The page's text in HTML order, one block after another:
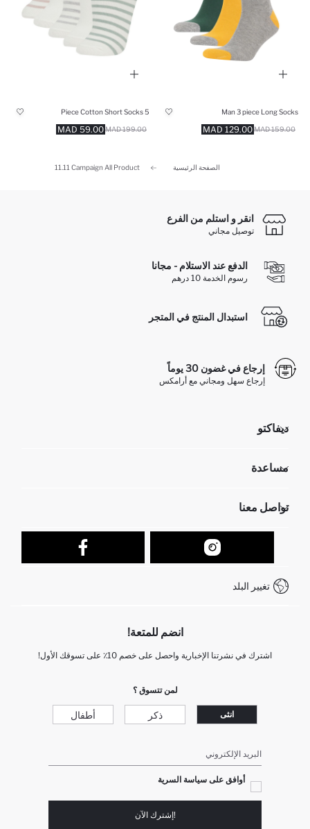
Man 3 piece Long Socks
129.00 MAD 159.00 MAD
5 Piece Cotton Short Socks
59.00 MAD 199.00 MAD
الصفحة الرئيسية 11.11 Campaign All Product
انقر و استلم من الفرع
توصيل مجاني
الدفع عند الاستلام - مجانا
رسوم الخدمة 10 درهم
استبدال المنتج في المتجر
إرجاع في غضون 30 يوماً
إرجاع سهل ومجاني مع أرامكس
ديفاكتو
تعرف علينا
مساعدة
عمليات الارجاع و الاستبدال السهلة
تتبع الشحنة
كيف يمكنك التسوق في ديفاكتو ؟
كيف تدفع في ديفاكتو؟
تواصل معنا
نموذج الاتصال
+212 525 076 633 خدمة العملاء
تغيير البلد
انضم للمتعة!
اشترك في نشرتنا الإخبارية واحصل على خصم 10٪ على تسوقك الأول!
لمن تتسوق ؟
انثى ذكر أطفال
البريد الإلكتروني
أوافق على سياسة السرية
!إشترك الآن